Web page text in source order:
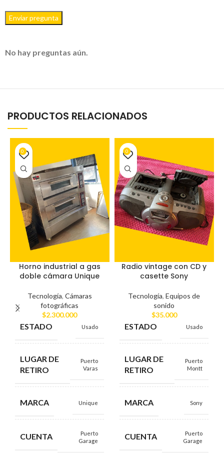
Enviar pregunta
No hay preguntas aún.
PRODUCTOS RELACIONADOS
Horno industrial a gas
doble cámara Unique
Tecnología, Cámaras
fotográficas
$2.300.000
ESTADO Usado
LUGAR DE
RETIRO
Puerto
Varas
MARCA Unique
CUENTA
Puerto
Garage
0
Radio vintage con CD y
casette Sony
Tecnología,Equipos de
sonido
$35.000
ESTADO Usado
LUGAR DE
RETIRO
Puerto
Montt
MARCA Sony
CUENTA
Puerto
Garage
0